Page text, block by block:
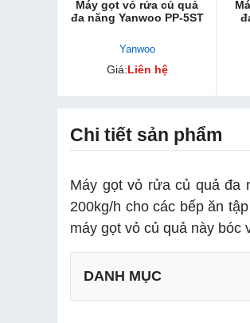
Máy gọt vỏ rửa củ quả
đa năng Yanwoo PP-5ST
Yanwoo
Giá:Liên hệ
Chi tiết sản phẩm
Máy gọt vỏ rửa củ quả đa
200kg/h cho các bếp ăn
máy gọt vỏ củ quả này bóc
DANH MỤC